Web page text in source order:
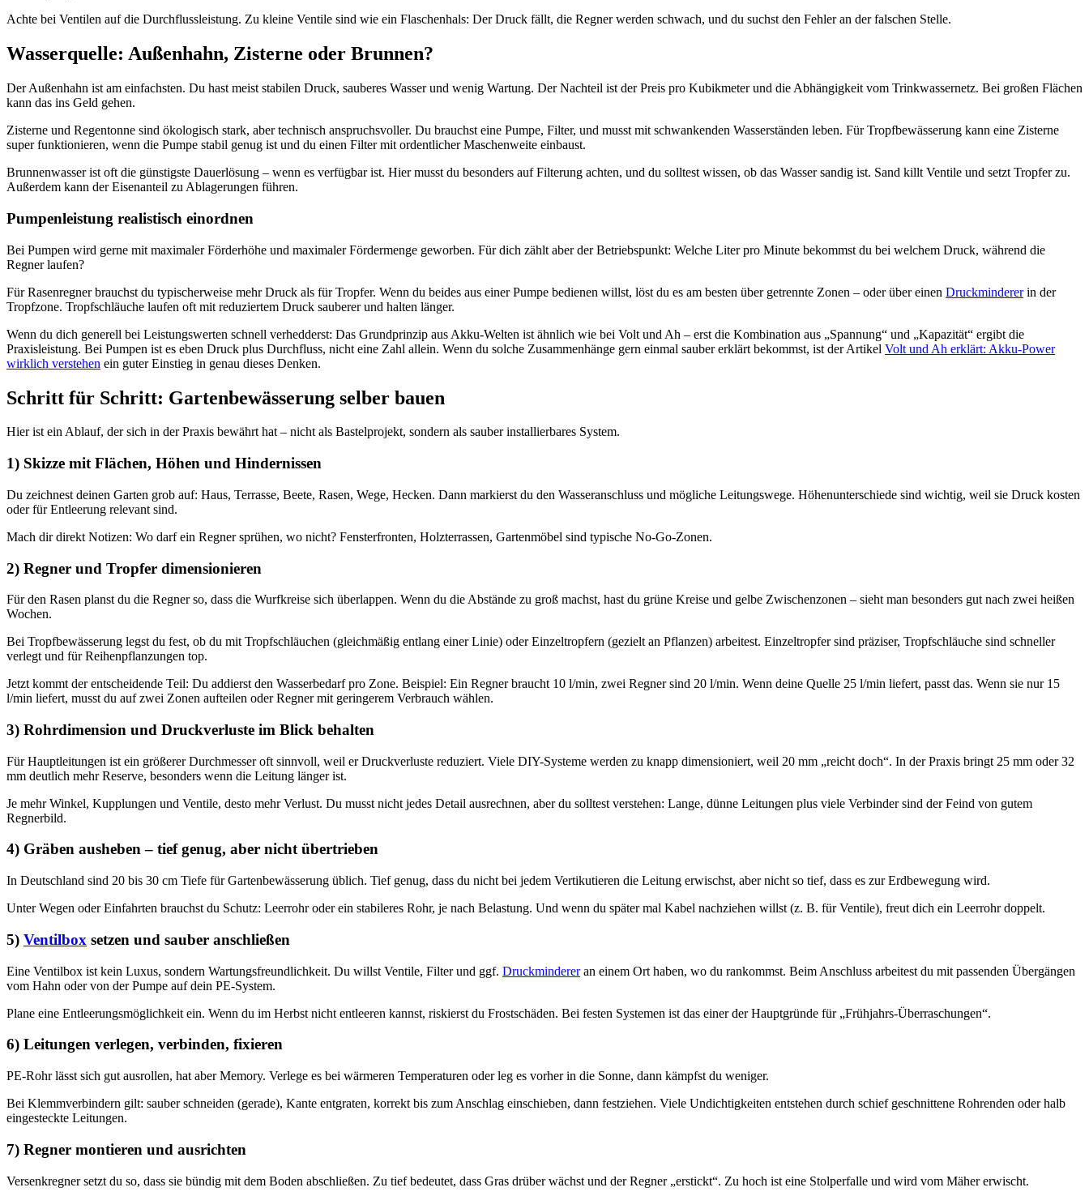
Achte bei Ventilen auf die Durchflussleistung. Zu kleine Ventile sind wie ein Flaschenhals: Der Druck fällt, die Regner werden schwach, und du suchst den Fehler an der falschen Stelle.
Wasserquelle: Außenhahn, Zisterne oder Brunnen?
Der Außenhahn ist am einfachsten. Du hast meist stabilen Druck, sauberes Wasser und wenig Wartung. Der Nachteil ist der Preis pro Kubikmeter und die Abhängigkeit vom Trinkwassernetz. Bei großen Flächen
kann das ins Geld gehen.
Zisterne und Regentonne sind ökologisch stark, aber technisch anspruchsvoller. Du brauchst eine Pumpe, Filter, und musst mit schwankenden Wasserständen leben. Für Tropfbewässerung kann eine Zisterne
super funktionieren, wenn die Pumpe stabil genug ist und du einen Filter mit ordentlicher Maschenweite einbaust.
Brunnenwasser ist oft die günstigste Dauerlösung – wenn es verfügbar ist. Hier musst du besonders auf Filterung achten, und du solltest wissen, ob das Wasser sandig ist. Sand killt Ventile und setzt Tropfer zu.
Außerdem kann der Eisenanteil zu Ablagerungen führen.
Pumpenleistung realistisch einordnen
Bei Pumpen wird gerne mit maximaler Förderhöhe und maximaler Fördermenge geworben. Für dich zählt aber der Betriebspunkt: Welche Liter pro Minute bekommst du bei welchem Druck, während die
Regner laufen?
Für Rasenregner brauchst du typischerweise mehr Druck als für Tropfer. Wenn du beides aus einer Pumpe bedienen willst, löst du es am besten über getrennte Zonen – oder über einen Druckmindererin der
Tropfzone. Tropfschläuche laufen oft mit reduziertem Druck sauberer und halten länger.
Wenn du dich generell bei Leistungswerten schnell verhedderst: Das Grundprinzip aus Akku-Welten ist ähnlich wie bei Volt und Ah – erst die Kombination aus „Spannung“ und „Kapazität“ ergibt die
Praxisleistung. Bei Pumpen ist es eben Druck plus Durchfluss, nicht eine Zahl allein. Wenn du solche Zusammenhänge gern einmal sauber erklärt bekommst, ist der Artikel Volt und Ah erklärt: Akku-Power
wirklich verstehen ein guter Einstieg in genau dieses Denken.
Schritt für Schritt: Gartenbewässerung selber bauen
Hier ist ein Ablauf, der sich in der Praxis bewährt hat – nicht als Bastelprojekt, sondern als sauber installierbares System.
1) Skizze mit Flächen, Höhen und Hindernissen
Du zeichnest deinen Garten grob auf: Haus, Terrasse, Beete, Rasen, Wege, Hecken. Dann markierst du den Wasseranschluss und mögliche Leitungswege. Höhenunterschiede sind wichtig, weil sie Druck kosten
oder für Entleerung relevant sind.
Mach dir direkt Notizen: Wo darf ein Regner sprühen, wo nicht? Fensterfronten, Holzterrassen, Gartenmöbel sind typische No-Go-Zonen.
2) Regner und Tropfer dimensionieren
Für den Rasen planst du die Regner so, dass die Wurfkreise sich überlappen. Wenn du die Abstände zu groß machst, hast du grüne Kreise und gelbe Zwischenzonen – sieht man besonders gut nach zwei heißen
Wochen.
Bei Tropfbewässerung legst du fest, ob du mit Tropfschläuchen (gleichmäßig entlang einer Linie) oder Einzeltropfern (gezielt an Pflanzen) arbeitest. Einzeltropfer sind präziser, Tropfschläuche sind schneller
verlegt und für Reihenpflanzungen top.
Jetzt kommt der entscheidende Teil: Du addierst den Wasserbedarf pro Zone. Beispiel: Ein Regner braucht 10 l/min, zwei Regner sind 20 l/min. Wenn deine Quelle 25 l/min liefert, passt das. Wenn sie nur 15
l/min liefert, musst du auf zwei Zonen aufteilen oder Regner mit geringerem Verbrauch wählen.
3) Rohrdimension und Druckverluste im Blick behalten
Für Hauptleitungen ist ein größerer Durchmesser oft sinnvoll, weil er Druckverluste reduziert. Viele DIY-Systeme werden zu knapp dimensioniert, weil 20 mm „reicht doch“. In der Praxis bringt 25 mm oder 32
mm deutlich mehr Reserve, besonders wenn die Leitung länger ist.
Je mehr Winkel, Kupplungen und Ventile, desto mehr Verlust. Du musst nicht jedes Detail ausrechnen, aber du solltest verstehen: Lange, dünne Leitungen plus viele Verbinder sind der Feind von gutem
Regnerbild.
4) Gräben ausheben – tief genug, aber nicht übertrieben
In Deutschland sind 20 bis 30 cm Tiefe für Gartenbewässerung üblich. Tief genug, dass du nicht bei jedem Vertikutieren die Leitung erwischst, aber nicht so tief, dass es zur Erdbewegung wird.
Unter Wegen oder Einfahrten brauchst du Schutz: Leerrohr oder ein stabileres Rohr, je nach Belastung. Und wenn du später mal Kabel nachziehen willst (z. B. für Ventile), freut dich ein Leerrohr doppelt.
5) Ventilbox setzen und sauber anschließen
Eine Ventilbox ist kein Luxus, sondern Wartungsfreundlichkeit. Du willst Ventile, Filter und ggf. Druckmindereran einem Ort haben, wo du rankommst. Beim Anschluss arbeitest du mit passenden Übergängen
vom Hahn oder von der Pumpe auf dein PE-System.
Plane eine Entleerungsmöglichkeit ein. Wenn du im Herbst nicht entleeren kannst, riskierst du Frostschäden. Bei festen Systemen ist das einer der Hauptgründe für „Frühjahrs-Überraschungen“.
6) Leitungen verlegen, verbinden, fixieren
PE-Rohr lässt sich gut ausrollen, hat aber Memory. Verlege es bei wärmeren Temperaturen oder leg es vorher in die Sonne, dann kämpfst du weniger.
Bei Klemmverbindern gilt: sauber schneiden (gerade), Kante entgraten, korrekt bis zum Anschlag einschieben, dann festziehen. Viele Undichtigkeiten entstehen durch schief geschnittene Rohrenden oder halb
eingesteckte Leitungen.
7) Regner montieren und ausrichten
Versenkregner setzt du so, dass sie bündig mit dem Boden abschließen. Zu tief bedeutet, dass Gras drüber wächst und der Regner „erstickt“. Zu hoch ist eine Stolperfalle und wird vom Mäher erwischt.